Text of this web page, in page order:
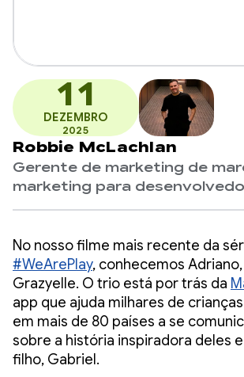
11
DEZEMBRO
2025
Robbie McLachlan
Gerente de marketing de
marketing para
No nosso filme mais recente da
#WeArePlay, conhecemos
Grazyelle. O trio está por trás da
app que ajuda milhares de
em mais de 80 países a se
sobre a história inspiradora deles
filho, Gabriel.